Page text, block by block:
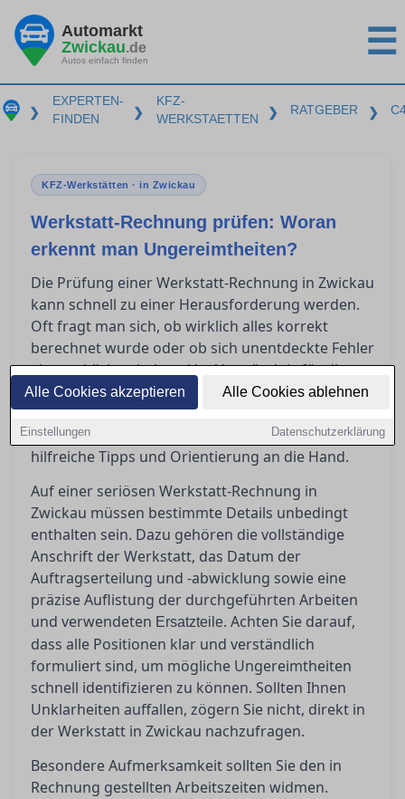
Alle Cookies akzeptieren Alle Cookies ablehnen
Einstellungen Datenschutzerklärung
Automarkt
Zwickau.de
Autos einfach finden ☰
❯
EXPERTEN-
FINDEN
❯
KFZ-
WERKSTAETTEN
❯ RATGEBER ❯
KFZ-Werkstätten · in Zwickau
Werkstatt-Rechnung prüfen: Woran
erkennt man Ungereimtheiten?
Die Prüfung einer Werkstatt-Rechnung in Zwickau
kann schnell zu einer Herausforderung werden.
Oft fragt man sich, ob wirklich alles korrekt
berechnet wurde oder ob sich unentdeckte Fehler
eingeschlichen haben. Um Verständnis für die
wesentlichen Bestandteile einer seriösen
Rechnung zu schaffen und potenzielle
Ungereimtheiten zu erkennen, geben wir Ihnen
hilfreiche Tipps und Orientierung an die Hand.
Auf einer seriösen Werkstatt-Rechnung in
Zwickau müssen bestimmte Details unbedingt
enthalten sein. Dazu gehören die vollständige
Anschrift der Werkstatt, das Datum der
Auftragserteilung und -abwicklung sowie eine
präzise Auflistung der durchgeführten Arbeiten
und verwendeten Ersatzteile. Achten Sie darauf,
dass alle Positionen klar und verständlich
formuliert sind, um mögliche Ungereimtheiten
schnell identifizieren zu können. Sollten Ihnen
Unklarheiten auffallen, zögern Sie nicht, direkt in
der Werkstatt in Zwickau nachzufragen.
Besondere Aufmerksamkeit sollten Sie den in
Rechnung gestellten Arbeitszeiten widmen.